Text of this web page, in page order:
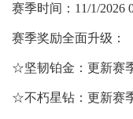
赛季时间：11/1/2026
赛季奖励全面升级：
☆坚韧铂金：更新赛
☆不朽星钻：更新赛